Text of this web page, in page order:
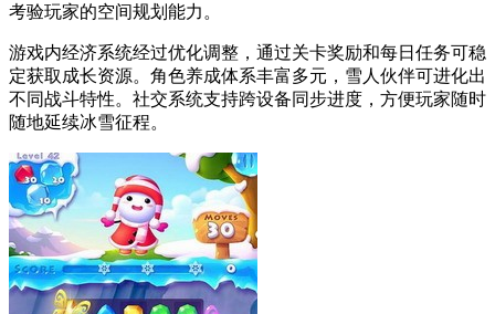
考验玩家的空间规划能力。
游戏内经济系统经过优化调整，通过关卡奖励和每日任务可稳
定获取成长资源。角色养成体系丰富多元，雪人伙伴可进化出
不同战斗特性。社交系统支持跨设备同步进度，方便玩家随时
随地延续冰雪征程。